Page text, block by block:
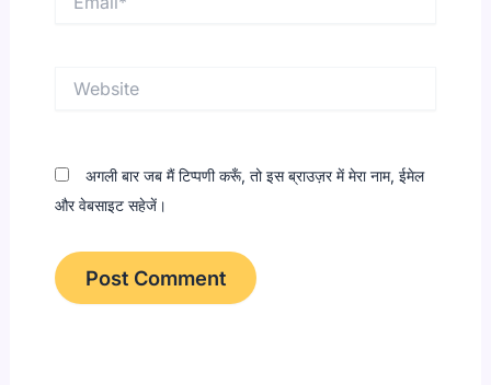
अगली बार जब मैं टिप्पणी करूँ, तो इस ब्राउज़र में मेरा नाम, ईमेल
और वेबसाइट सहेजें।